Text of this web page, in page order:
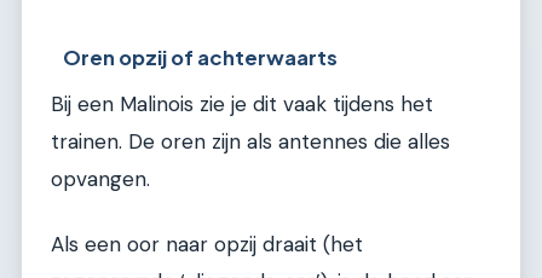
Oren opzij of achterwaarts
Bij een Malinois zie je dit vaak tijdens het
trainen. De oren zijn als antennes die alles
opvangen.
Als een oor naar opzij draait (het